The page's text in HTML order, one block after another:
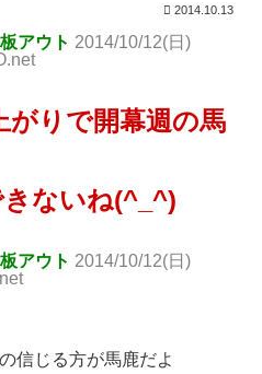
2014.10.13
アウト 2014/10/12(日)
がりで開幕週の馬
ないね(^_^)
アウト 2014/10/12(日)
信じる方が馬鹿だよ